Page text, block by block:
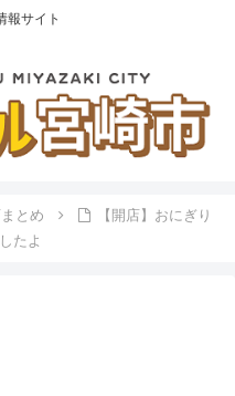
報サイト
とめ
【開店】おにぎり
たよ